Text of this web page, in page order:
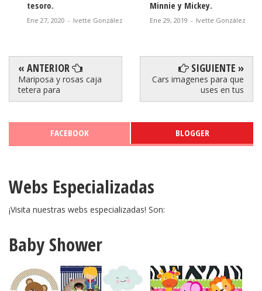
tesoro.
Ene 27, 2020 - Ivette González
Minnie y Mickey.
Ene 29, 2019 - Ivette González
« ANTERIOR
Mariposa y rosas caja
tetera para
SIGUIENTE »
Cars imagenes para que
uses en tus
FACEBOOK BLOGGER
Webs Especializadas
¡Visita nuestras webs especializadas! Son:
Baby Shower